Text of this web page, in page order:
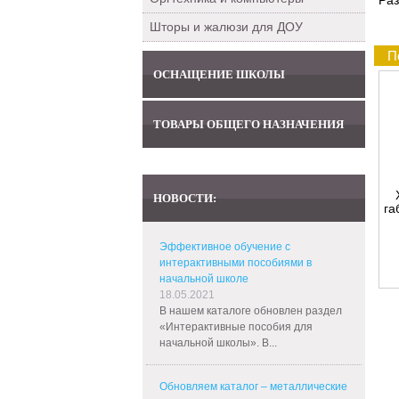
Шторы и жалюзи для ДОУ
ОСНАЩЕНИЕ ШКОЛЫ
ТОВАРЫ ОБЩЕГО НАЗНАЧЕНИЯ
НОВОСТИ:
Эффективное обучение с
интерактивными пособиями в
начальной школе
18.05.2021
В нашем каталоге обновлен раздел
«Интерактивные пособия для
начальной школы». В...
Обновляем каталог – металлические